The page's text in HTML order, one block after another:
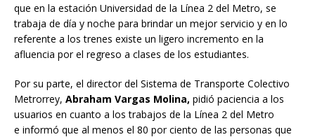
que en la estación Universidad de la Línea 2 del Metro, se
trabaja de día y noche para brindar un mejor servicio y en lo
referente a los trenes existe un ligero incremento en la
afluencia por el regreso a clases de los estudiantes.
Por su parte, el director del Sistema de Transporte Colectivo
Metrorrey, Abraham Vargas Molina, pidió paciencia a los
usuarios en cuanto a los trabajos de la Línea 2 del Metro
e informó que al menos el 80 por ciento de las personas que